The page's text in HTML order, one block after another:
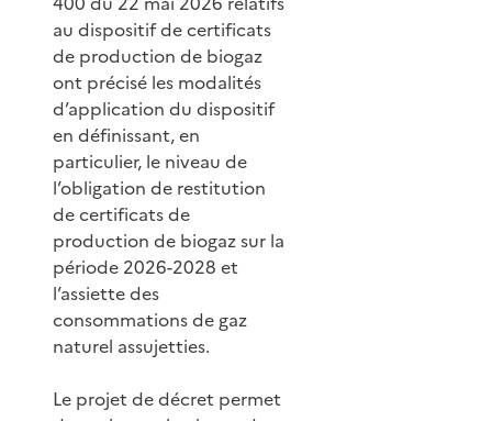
au dispositif de certificats
de production de biogaz
ont précisé les modalités
d’application du dispositif
en définissant, en
particulier, le niveau de
l’obligation de restitution
de certificats de
production de biogaz sur la
période 2026-2028 et
l’assiette des
consommations de gaz
naturel assujetties.
Le projet de décret permet